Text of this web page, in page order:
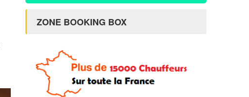
ZONE BOOKING BOX